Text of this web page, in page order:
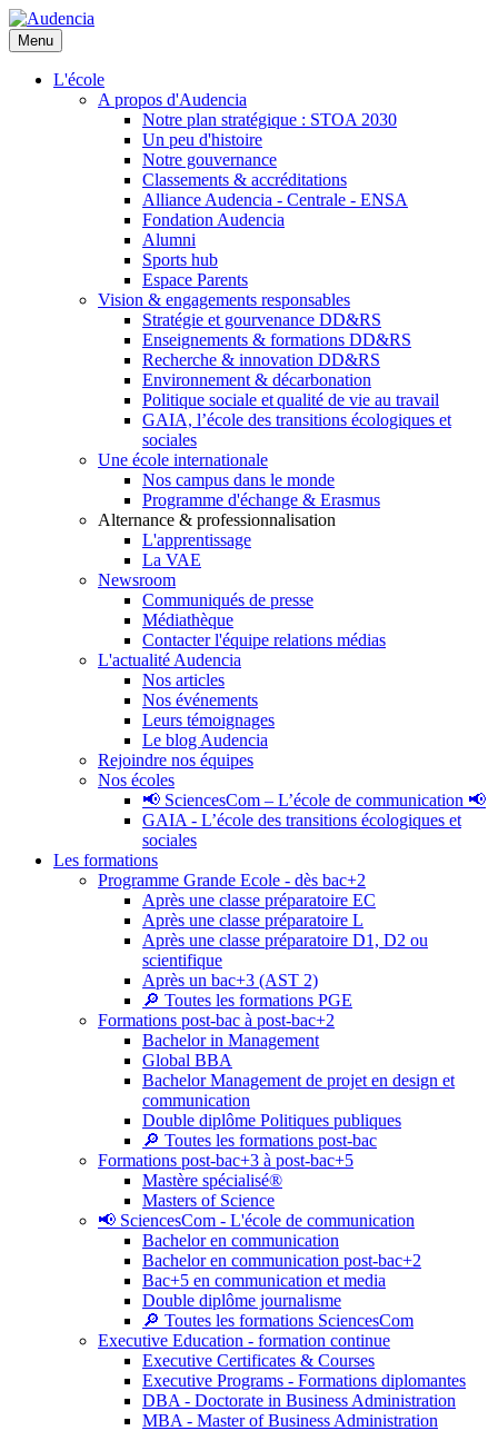
Aller
au
contenu
principal
Menu
L'école
A propos d'Audencia
Notre plan stratégique : STOA 2030
Un peu d'histoire
Notre gouvernance
Classements & accréditations
Alliance Audencia - Centrale - ENSA
Fondation Audencia
Alumni
Sports hub
Espace Parents
Vision & engagements responsables
Stratégie et gourvenance DD&RS
Enseignements & formations DD&RS
Recherche & innovation DD&RS
Environnement & décarbonation
Politique sociale et qualité de vie au travail
GAIA, l’école des transitions écologiques et
sociales
Une école internationale
Nos campus dans le monde
Programme d'échange & Erasmus
Alternance & professionnalisation
L'apprentissage
La VAE
Newsroom
Communiqués de presse
Médiathèque
Contacter l'équipe relations médias
L'actualité Audencia
Nos articles
Nos événements
Leurs témoignages
Le blog Audencia
Rejoindre nos équipes
Nos écoles
📢 SciencesCom – L’école de communication 📢
GAIA - L’école des transitions écologiques et
sociales
Les formations
Programme Grande Ecole - dès bac+2
Après une classe préparatoire EC
Après une classe préparatoire L
Après une classe préparatoire D1, D2 ou
scientifique
Après un bac+3 (AST 2)
🔎 Toutes les formations PGE
Formations post-bac à post-bac+2
Bachelor in Management
Global BBA
Bachelor Management de projet en design et
communication
Double diplôme Politiques publiques
🔎 Toutes les formations post-bac
Formations post-bac+3 à post-bac+5
Mastère spécialisé®
Masters of Science
📢 SciencesCom - L'école de communication
Bachelor en communication
Bachelor en communication post-bac+2
Bac+5 en communication et media
Double diplôme journalisme
🔎 Toutes les formations SciencesCom
Executive Education - formation continue
Executive Certificates & Courses
Executive Programs - Formations diplomantes
DBA - Doctorate in Business Administration
MBA - Master of Business Administration